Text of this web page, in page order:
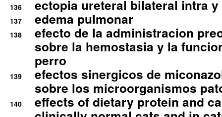
136 ectopia ureteral bilateral intra
137 edema pulmonar
138
efecto de la administracion
sobre la hemostasia y la
perro
139
efectos sinergicos de
sobre los microorganismos
140
effects of dietary protein and